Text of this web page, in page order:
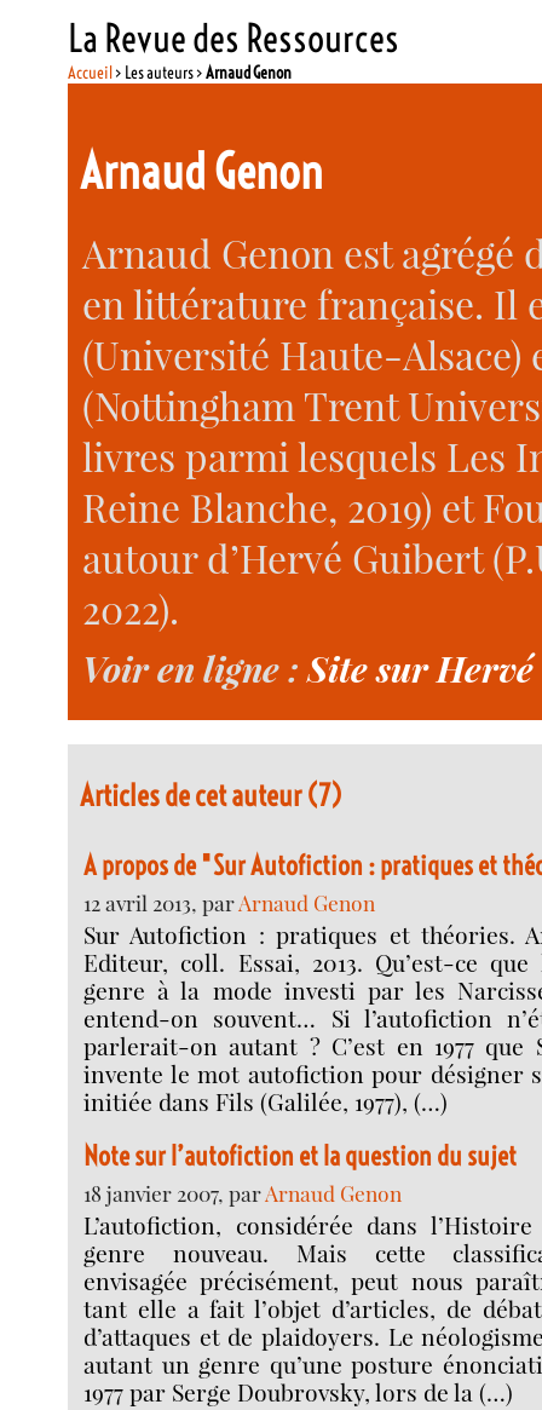
La Revue des Ressources
Accueil> Les auteurs >Arnaud Genon
Arnaud Genon
Arnaud Genon est agrégé
en littérature française. Il
(Université Haute-Alsace)
(Nottingham Trent
livres parmi lesquels Les
Reine Blanche, 2019) et
autour d’Hervé Guibert
2022).
Voir en ligne :Site sur
Articles de cet auteur (7)
A propos de "Sur Autofiction : pratiques et
12 avril 2013, parArnaud Genon
Sur Autofiction : pratiques et théories.
Editeur, coll. Essai, 2013. Qu’est-ce
genre à la mode investi par les
entend-on souvent… Si l’autofiction
parlerait-on autant ? C’est en 1977 que
invente le mot autofiction pour désigner
initiée dans Fils (Galilée, 1977), (…)
Note sur l’autofiction et la question du sujet
18 janvier 2007, parArnaud Genon
L’autofiction, considérée dans
genre nouveau. Mais cette
envisagée précisément, peut nous
tant elle a fait l’objet d’articles, de
d’attaques et de plaidoyers. Le
autant un genre qu’une posture
1977 par Serge Doubrovsky, lors de la (…)